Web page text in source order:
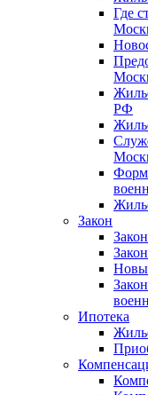
Где
РФ
Закон
Ипотека